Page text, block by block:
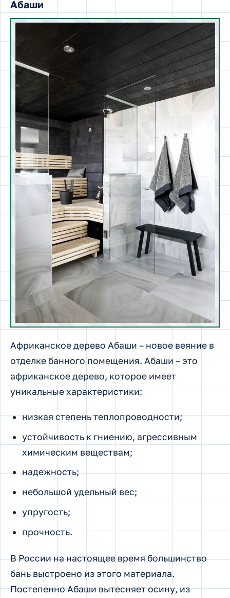
Абаши
Африканское дерево Абаши – новое веяние в
отделке банного помещения. Абаши – это
африканское дерево, которое имеет
уникальные характеристики:
низкая степень теплопроводности;
устойчивость к гниению, агрессивным
химическим веществам;
надежность;
небольшой удельный вес;
упругость;
прочность.
В России на настоящее время большинство
бань выстроено из этого материала.
Постепенно Абаши вытесняет осину, из